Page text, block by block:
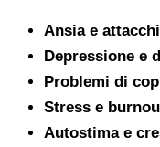
Ansia e
Depressione e
Problemi di
Stress e
Autostima e